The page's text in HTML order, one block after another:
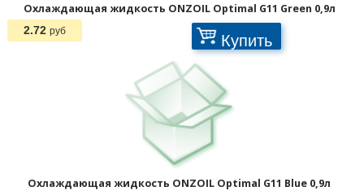
Охлаждающая жидкость ONZOIL Optimal G11 Green 0,9л
2.72 руб Купить
Охлаждающая жидкость ONZOIL Optimal G11 Blue 0,9л